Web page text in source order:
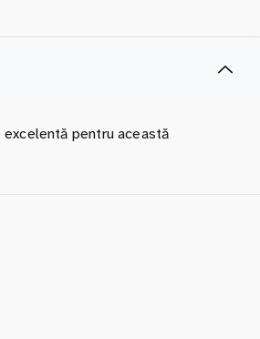
pentru această